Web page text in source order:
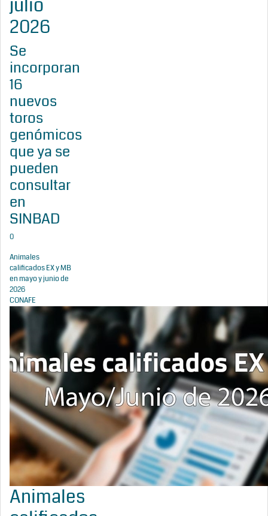
julio
2026
Se
incorporan
16
nuevos
toros
genómicos
que ya se
pueden
consultar
en
SINBAD
0
Animales
calificados EX y MB
en mayo y junio de
2026
CONAFE
Animales